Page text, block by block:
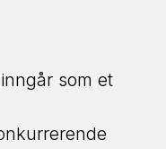
som et